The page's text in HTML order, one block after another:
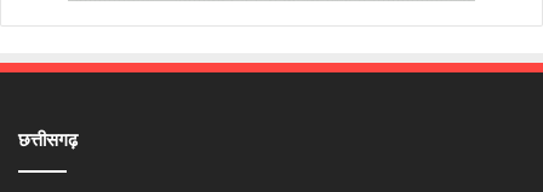
छत्तीसगढ़